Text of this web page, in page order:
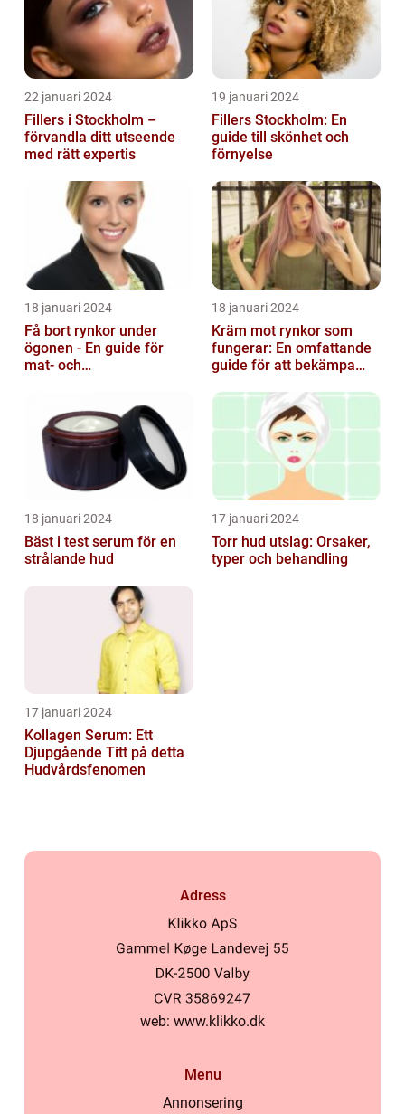
22 januari 2024
Fillers i Stockholm –
förvandla ditt utseende
med rätt expertis
19 januari 2024
Fillers Stockholm: En
guide till skönhet och
förnyelse
18 januari 2024
Få bort rynkor under
ögonen - En guide för
mat- och
18 januari 2024
Kräm mot rynkor som
fungerar: En omfattande
guide för att bekämpa
18 januari 2024
Bäst i test serum för en
strålande hud
17 januari 2024
Torr hud utslag: Orsaker,
typer och behandling
17 januari 2024
Kollagen Serum: Ett
Djupgående Titt på detta
Hudvårdsfenomen
Adress
web: www.klikko.dk
Menu
Annonsering